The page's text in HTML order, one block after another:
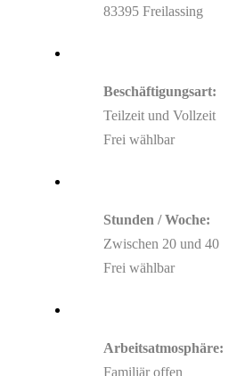
83395 Freilassing
Beschäftigungs­art:
Teilzeit und Vollzeit
Frei wählbar
Stunden / Woche:
Zwischen 20 und 40
Frei wählbar
Arbeits­atmosphäre:
Familiär offen